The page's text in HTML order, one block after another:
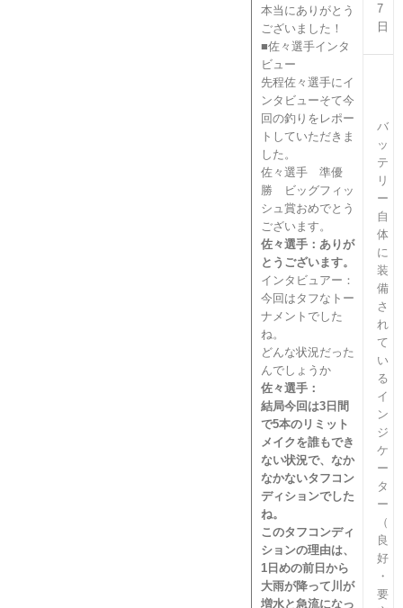
本当にありがとう
ございました！
■佐々選手インタ
ビュー
先程佐々選手にイ
ンタビューそて今
回の釣りをレポー
トしていただきま
した。
佐々選手 準優
勝 ビッグフィッ
シュ賞おめでとう
ございます。
佐々選手：ありが
とうございます。
インタビュアー：
今回はタフなトー
ナメントでした
ね。
どんな状況だった
んでしょうか
佐々選手：
結局今回は3日間
で5本のリミット
メイクを誰もでき
ない状況で、なか
なかないタフコン
ディションでした
ね。
このタフコンディ
ションの理由は、
1日めの前日から
大雨が降って川が
増水と急流になっ
7
日
バ
ッ
テ
リ
ー
自
体
に
装
備
さ
れ
て
い
る
イ
ン
ジ
ケ
ー
タ
ー
（
良
好
・
要